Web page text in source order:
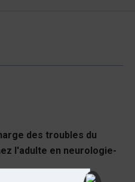
des troubles du
l'adulte en neurologie-